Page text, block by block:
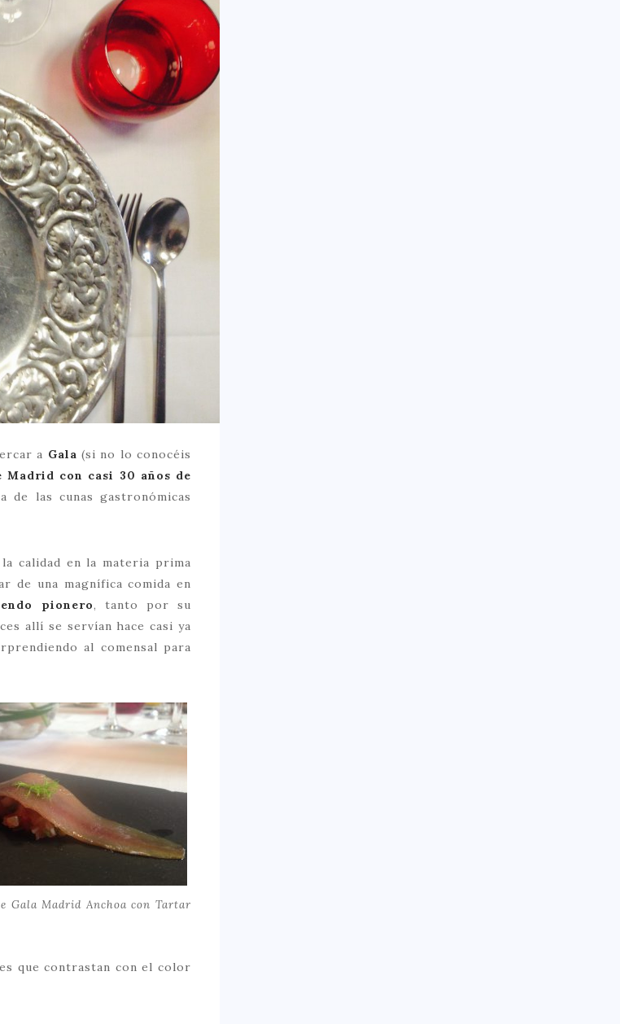
a Gala (si no lo conocéis
Madrid con casi 30 años de
de las cunas gastronómicas
calidad en la materia prima
de una magnífica comida en
pionero, tanto por su
allí se servían hace casi ya
al comensal para
Gala Madrid Anchoa con Tartar
que contrastan con el color